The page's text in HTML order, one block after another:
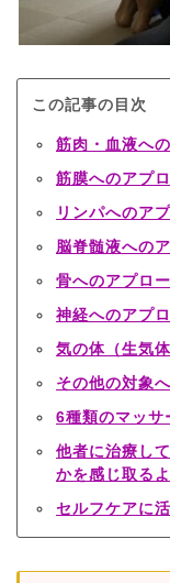
この記事の目次
筋肉・血液へ
筋膜へのアプ
リンパへのア
脳脊髄液への
骨へのアプロ
神経へのアプ
気の体（生気
その他の対象
6種類のマッサ
他者に治療し
かを感じ取る
セルフケアに